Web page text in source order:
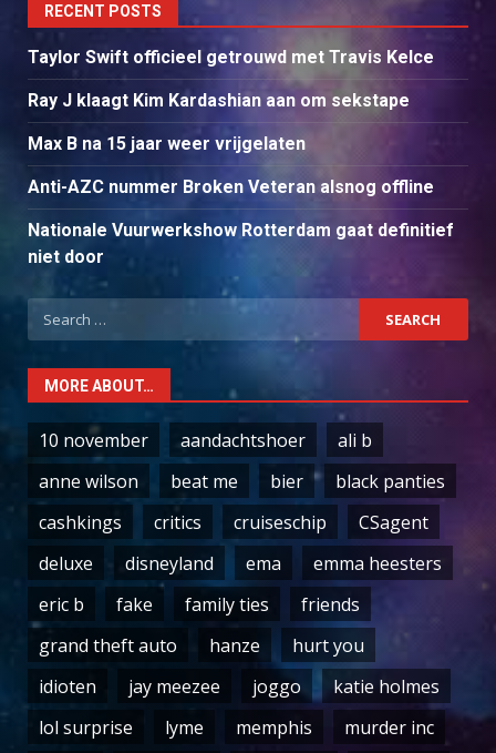
RECENT POSTS
Taylor Swift officieel getrouwd met Travis Kelce
Ray J klaagt Kim Kardashian aan om sekstape
Max B na 15 jaar weer vrijgelaten
Anti-AZC nummer Broken Veteran alsnog offline
Nationale Vuurwerkshow Rotterdam gaat definitief
niet door
Search
for:
MORE ABOUT…
10 november aandachtshoer
ali b
anne wilson
beat me bier
black panties
cashkings
critics cruiseschip
CSagent
deluxe
disneyland ema
emma heesters
eric b
fake family ties
friends
grand theft auto
hanze
hurt you
idioten
jay meezee joggo
katie holmes
lol surprise
lyme memphis murder inc